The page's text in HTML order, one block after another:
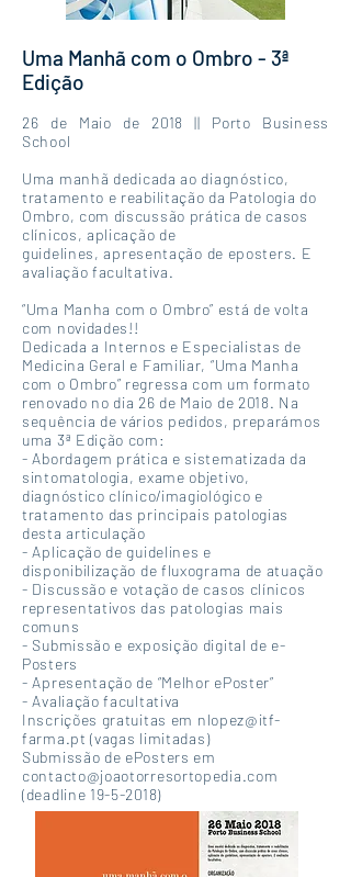
Uma Manhã com o Ombro - 3ª
Edição
26 de Maio de 2018 || Porto Business
School
Uma manhã dedicada ao diagnóstico,
tratamento e reabilitação da Patologia do
Ombro, com discussão prática de casos
clínicos, aplicação de
guidelines,apresentação de eposters. E
avaliação facultativa.
“Uma Manha com o Ombro” está de volta
com novidades!!
Dedicada a Internos e Especialistas de
Medicina Geral e Familiar, “Uma Manha
com o Ombro” regressa com um formato
renovado no dia 26 de Maio de 2018. Na
sequência de vários pedidos, preparámos
uma 3ª Edição com:
- Abordagem prática e sistematizada da
sintomatologia, exame objetivo,
diagnóstico clínico/imagiológico e
tratamento das principais patologias
desta articulação
- Aplicação de guidelines e
disponibilização de fluxograma de atuação
- Discussão e votação de casos clínicos
representativos das patologias mais
comuns
- Submissão e exposição digital de e-
Posters
- Apresentação de “Melhor ePoster”
- Avaliação facultativa
Inscrições gratuitas em nlopez@itf-
farma.pt (vagas limitadas)
Submissão de ePosters em
contacto@joaotorresortopedia.com
(deadline 19-5-2018)